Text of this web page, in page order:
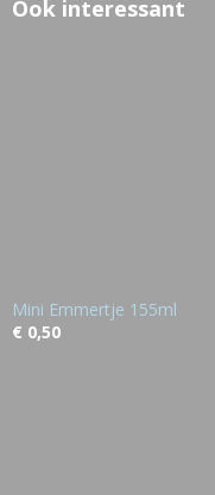
Ook interessant
Mini Emmertje 155ml
€ 0,50